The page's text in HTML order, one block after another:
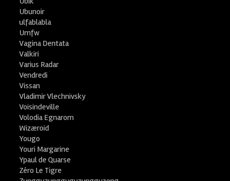
Ubunoir
ulfablabla
Umfw
Vagina Dentata
Valkiri
Varius Radar
Vendredi
Vissan
Vladimir Vlechnivsky
Voisindeville
Volodia Egnarom
Wizæroid
Yougo
Youri Margarine
Ypaul de Quarse
Zéro Le Tigre